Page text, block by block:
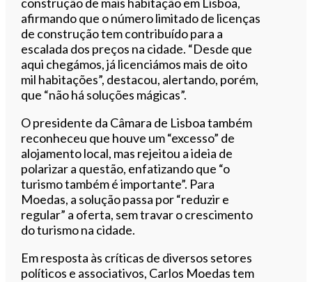
afirmando que o número limitado de licenças
de construção tem contribuído para a
escalada dos preços na cidade. “Desde que
aqui chegámos, já licenciámos mais de oito
mil habitações”, destacou, alertando, porém,
que “não há soluções mágicas”.
O presidente da Câmara de Lisboa também
reconheceu que houve um “excesso” de
alojamento local, mas rejeitou a ideia de
polarizar a questão, enfatizando que “o
turismo também é importante”. Para
Moedas, a solução passa por “reduzir e
regular” a oferta, sem travar o crescimento
do turismo na cidade.
Em resposta às críticas de diversos setores
políticos e associativos, Carlos Moedas tem